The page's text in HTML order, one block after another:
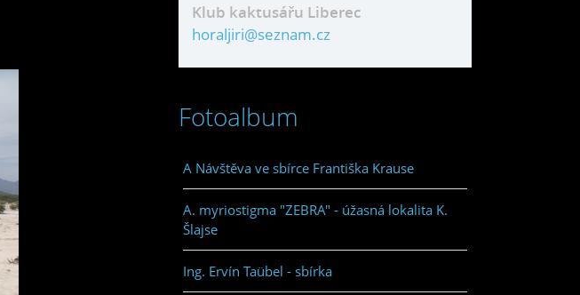
Klub kaktusářu Liberec
horaljiri@seznam.cz
Fotoalbum
A Návštěva ve sbírce Františka Krause
A. myriostigma "ZEBRA" - úžasná lokalita K.
Šlajse
Ing. Ervín Taübel - sbírka